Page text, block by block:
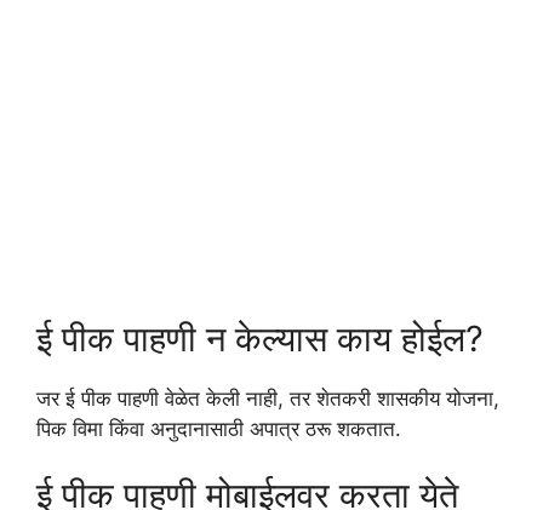
ई पीक पाहणी न केल्यास काय होईल?
जर ई पीक पाहणी वेळेत केली नाही, तर शेतकरी शासकीय योजना,
पिक विमा किंवा अनुदानासाठी अपात्र ठरू शकतात.
ई पीक पाहणी मोबाईलवर करता येते